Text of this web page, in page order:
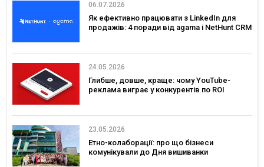
06.07.2026
Як ефективно працювати з LinkedIn для
продажів: 4 поради від agama і NetHunt CRM
24.05.2026
Глибше, довше, краще: чому YouTube-
реклама виграє у конкурентів по ROI
23.05.2026
Етно-колаборації: про що бізнеси
комунікували до Дня вишиванки